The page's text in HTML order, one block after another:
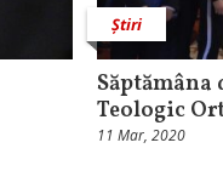
Știri
Teologic
11 Mar, 2020